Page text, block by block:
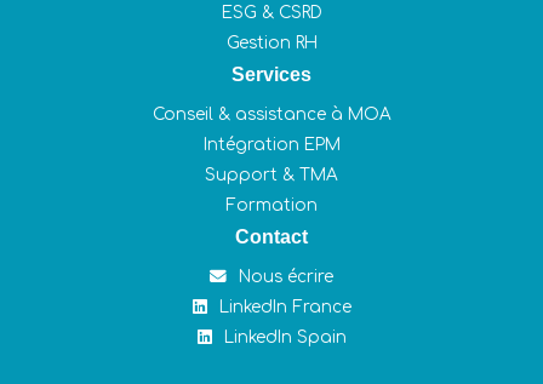
ESG & CSRD
Gestion RH
Services
Conseil & assistance à MOA
Intégration EPM
Support & TMA
Formation
Contact
Nous écrire
LinkedIn France
LinkedIn Spain